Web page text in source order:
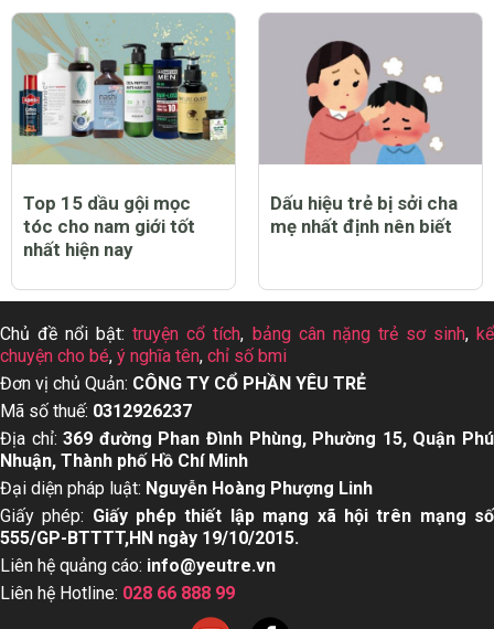
Top 15 dầu gội mọc
tóc cho nam giới tốt
nhất hiện nay
Dấu hiệu trẻ bị sởi cha
mẹ nhất định nên biết
Chủ đề nổi bật:truyện cổ tích, bảng cân nặng trẻ sơ sinh, kể
chuyện cho bé, ý nghĩa tên, chỉ số bmi
Đơn vị chủ Quản: CÔNG TY CỔ PHẦN YÊU TRẺ
Mã số thuế: 0312926237
Địa chỉ:369 đường Phan Đình Phùng, Phường 15, Quận Phú
Nhuận, Thành phố Hồ Chí Minh
Đại diện pháp luật: Nguyễn Hoàng Phượng Linh
Giấy phép: Giấy phép thiết lập mạng xã hội trên mạng số
555/GP-BTTTT,HN ngày 19/10/2015.
Liên hệ quảng cáo: info@yeutre.vn
Liên hệ Hotline: 028 66 888 99